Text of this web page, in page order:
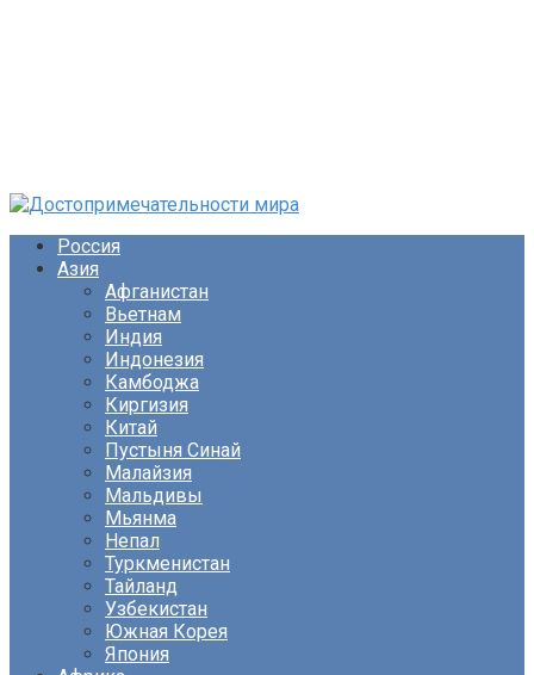
Перейти
контентуРоссия
Азия
Афганистан
Вьетнам
Индия
Индонезия
Камбоджа
Киргизия
Китай
Пустыня Синай
Малайзия
Мальдивы
Мьянма
Непал
Туркменистан
Тайланд
Узбекистан
Южная Корея
Япония